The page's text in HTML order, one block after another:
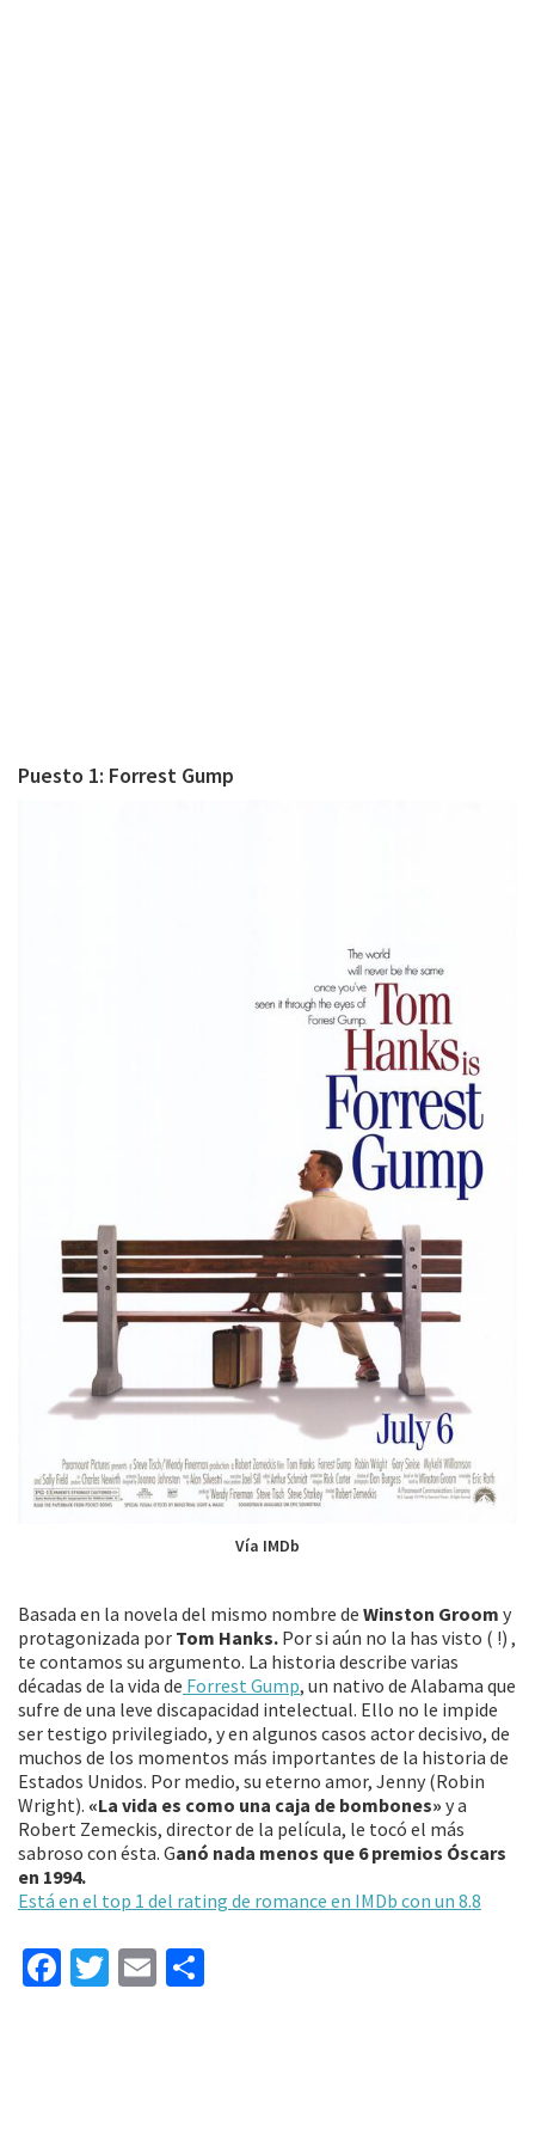
Puesto 1: Forrest Gump
Vía IMDb
Basada en la novela del mismo nombre de Winston Groom y
protagonizada por Tom Hanks. Por si aún no la has visto ( !) ,
te contamos su argumento. La historia describe varias
décadas de la vida de Forrest Gump, un nativo de Alabama que
sufre de una leve discapacidad intelectual. Ello no le impide
ser testigo privilegiado, y en algunos casos actor decisivo, de
muchos de los momentos más importantes de la historia de
Estados Unidos. Por medio, su eterno amor, Jenny (Robin
Wright). «La vida es como una caja de bombones» y a
Robert Zemeckis, director de la película, le tocó el más
sabroso con ésta. Ganó nada menos que 6 premios Óscars
en 1994.
Está en el top 1 del rating de romance en IMDb con un 8.8
Fa T
E